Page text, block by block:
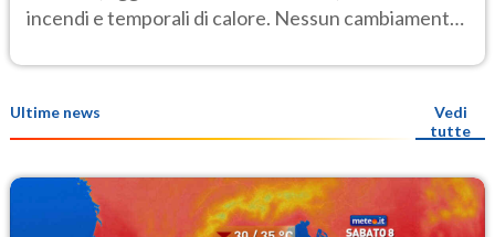
incendi e temporali di calore. Nessun cambiamento
Ultime news
Vedi
tutte